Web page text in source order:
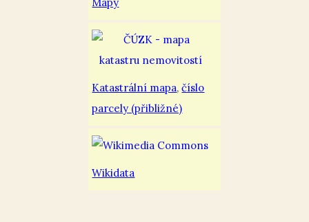
Katastrální mapa,číslo
parcely (přibližné)
Wikidata